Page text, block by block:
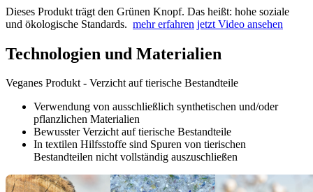
Dieses Produkt trägt den Grünen Knopf. Das heißt: hohe soziale
und ökologische Standards. mehr erfahren jetzt Video ansehen
Technologien und Materialien
Veganes Produkt - Verzicht auf tierische Bestandteile
Verwendung von ausschließlich synthetischen und/oder
pflanzlichen Materialien
Bewusster Verzicht auf tierische Bestandteile
In textilen Hilfsstoffe sind Spuren von tierischen
Bestandteilen nicht vollständig auszuschließen